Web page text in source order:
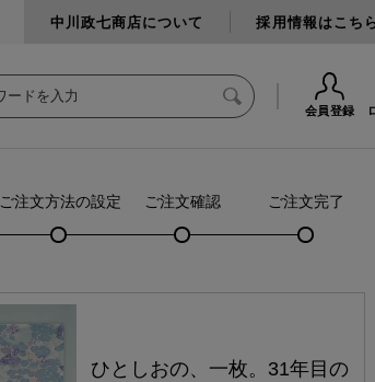
中川政七商店について 採用情報はこち
会員登録
ご注文方法の設定 ご注文確認 ご注文完了
ひとしおの、一枚。31年目の